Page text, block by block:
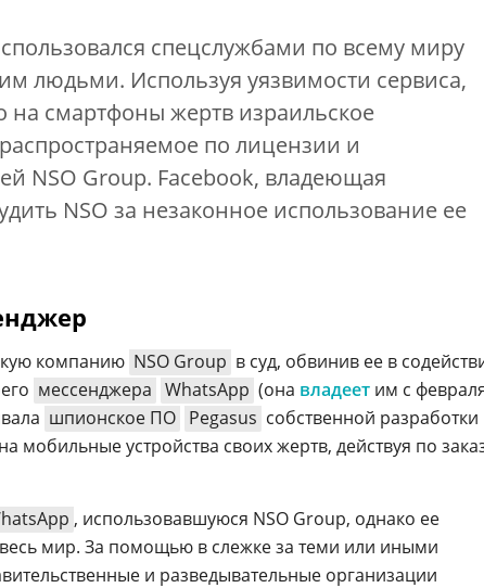
спецслужбами по всему миру
людьми. Используя уязвимости сервиса,
на смартфоны жертв израильское
по лицензии и
NSO Group. Facebook, владеющая
NSO за незаконное использование ее
компанию NSO Group в суд, обвинив ее в
мессенджера WhatsApp (она владеет им с
шпионское ПО Pegasus собственной разработки
мобильные устройства своих жертв, действуя по
, использовавшуюся NSO Group, однако ее
весь мир. За помощью в слежке за теми или иными
и разведывательные организации